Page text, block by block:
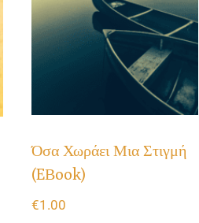
Όσα Χωράει Μια Στιγμή
(eΒook)
€1.00